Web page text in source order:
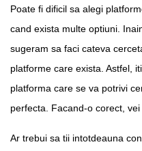
Poate fi dificil sa alegi
cand exista multe optiuni.
sugeram sa faci cateva
platforme care exista. Astfel,
platforma care se va potrivi
perfecta. Facand-o corect,
Ar trebui sa tii intotdeauna